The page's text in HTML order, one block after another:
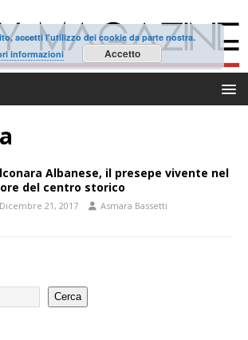
Albanese, il presepe vivente nel
del centro storico
Dicembre 21, 2017 Asmara Bassetti
Cerca
accetti l'utilizzo dei cookie da parte nostra.
informazioni
Accetto